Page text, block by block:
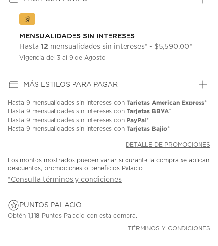
MENSUALIDADES SIN INTERESES
Hasta 12 mensualidades sin intereses* - $5,590.00*
Vigencia del 3 al 9 de Agosto
MÁS ESTILOS PARA PAGAR
Hasta 9 mensualidades sin intereses con Tarjetas American Express*
Hasta 9 mensualidades sin intereses con Tarjetas BBVA*
Hasta 9 mensualidades sin intereses con PayPal*
Hasta 9 mensualidades sin intereses con Tarjetas Bajio*
DETALLE DE PROMOCIONES
Los montos mostrados pueden variar si durante la compra se aplican
descuentos, promociones o beneficios Palacio
*Consulta términos y condiciones
PUNTOS PALACIO
Obtén 1,118 Puntos Palacio con esta compra.
TÉRMINOS Y CONDICIONES